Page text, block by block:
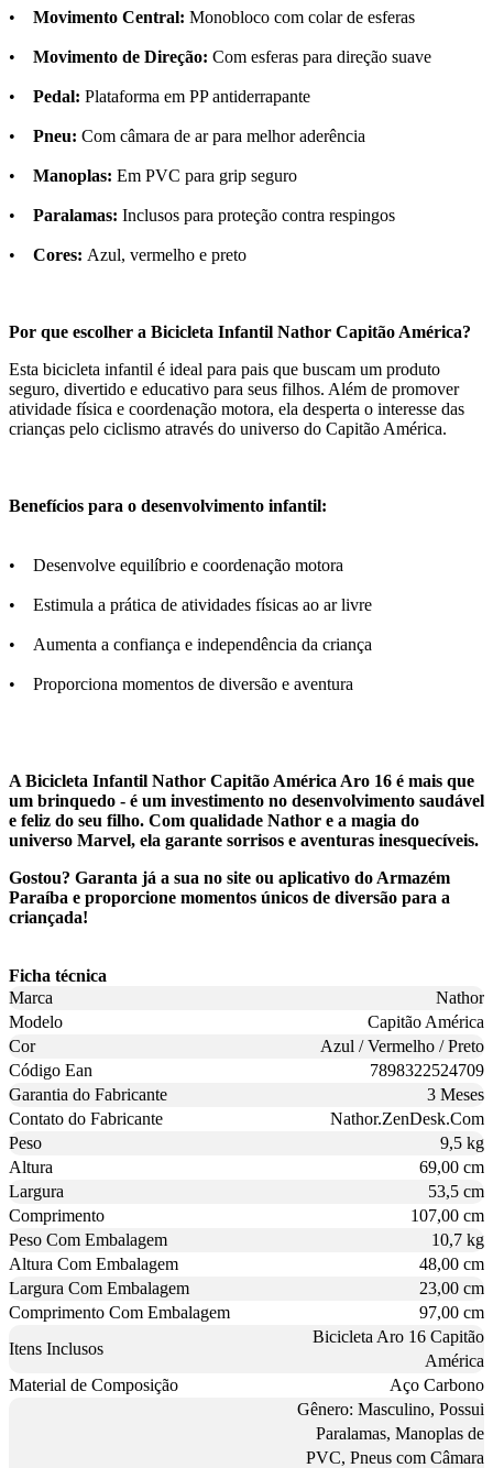
• Movimento Central: Monobloco com colar de esferas
• Movimento de Direção: Com esferas para direção suave
• Pedal: Plataforma em PP antiderrapante
• Pneu: Com câmara de ar para melhor aderência
• Manoplas: Em PVC para grip seguro
• Paralamas: Inclusos para proteção contra respingos
• Cores: Azul, vermelho e preto
Por que escolher a Bicicleta Infantil Nathor Capitão América?
Esta bicicleta infantil é ideal para pais que buscam um produto
seguro, divertido e educativo para seus filhos. Além de promover
atividade física e coordenação motora, ela desperta o interesse das
crianças pelo ciclismo através do universo do Capitão América.
Benefícios para o desenvolvimento infantil:
• Desenvolve equilíbrio e coordenação motora
• Estimula a prática de atividades físicas ao ar livre
• Aumenta a confiança e independência da criança
• Proporciona momentos de diversão e aventura
A Bicicleta Infantil Nathor Capitão América Aro 16 é mais que
um brinquedo - é um investimento no desenvolvimento saudável
e feliz do seu filho. Com qualidade Nathor e a magia do
universo Marvel, ela garante sorrisos e aventuras inesquecíveis.
Gostou? Garanta já a sua no site ou aplicativo do Armazém
Paraíba e proporcione momentos únicos de diversão para a
criançada!
Ficha técnica
Marca
Nathor
Modelo
Capitão América
Cor
Azul / Vermelho / Preto
Código Ean
7898322524709
Garantia do Fabricante
3 Meses
Contato do Fabricante
Nathor.ZenDesk.Com
Peso
9,5 kg
Altura
69,00 cm
Largura
53,5 cm
Comprimento
107,00 cm
Peso Com Embalagem
10,7 kg
Altura Com Embalagem
48,00 cm
Largura Com Embalagem
23,00 cm
Comprimento Com Embalagem
97,00 cm
Itens Inclusos
Bicicleta Aro 16 Capitão
América
Material de Composição
Aço Carbono
Gênero: Masculino, Possui
Paralamas, Manoplas de
PVC, Pneus com Câmara